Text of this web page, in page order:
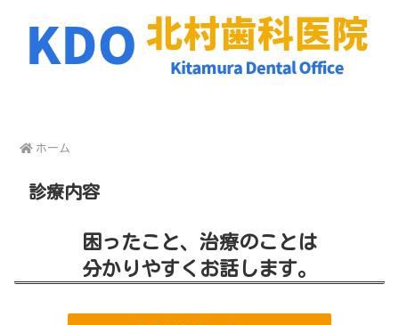
ホーム
診療内容
困ったこと、治療のことは
分かりやすくお話します。